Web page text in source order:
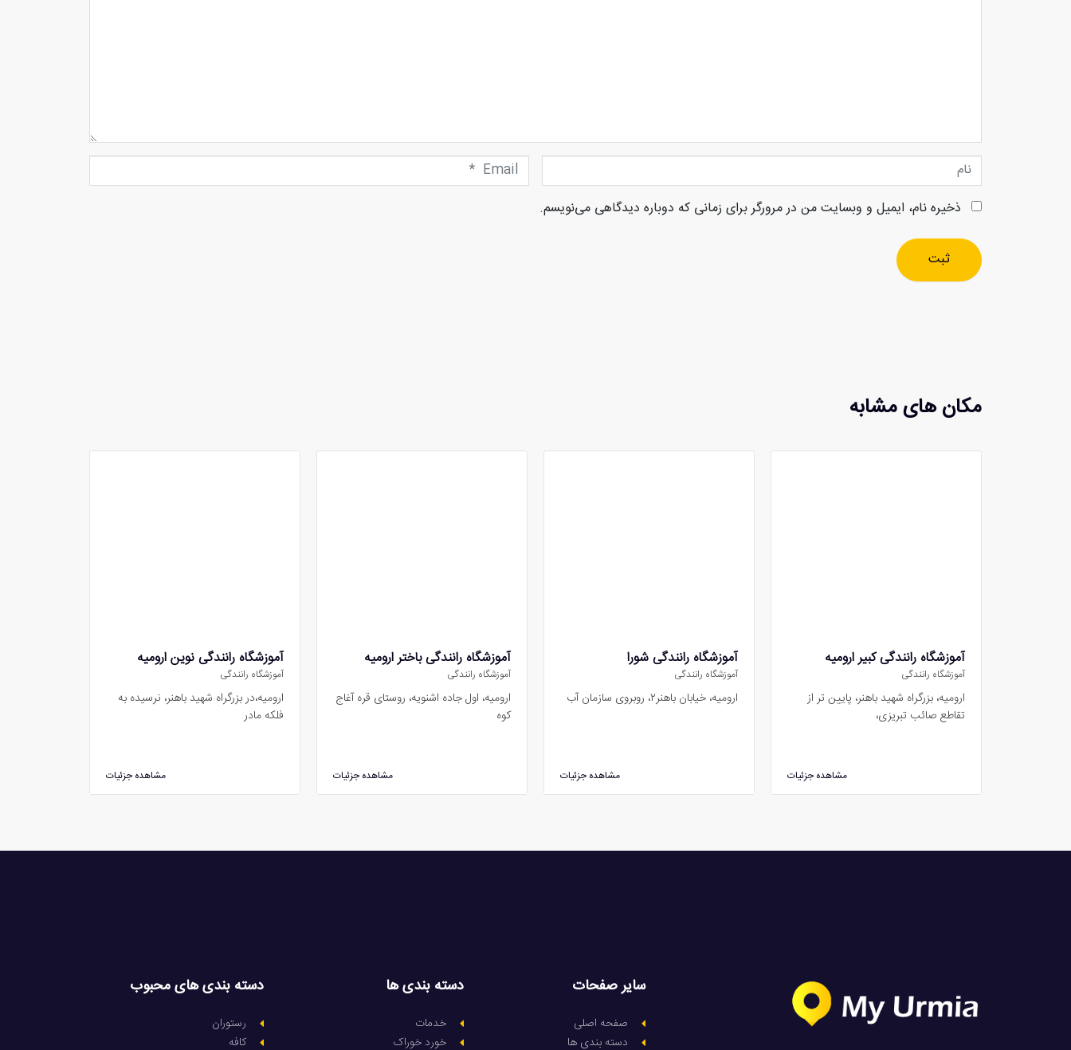
نام
Email
*
ذخیره نام، ایمیل و وبسایت من در مرورگر برای زمانی که دوباره دیدگاهی می‌نویسم.
ثبت
مکان های مشابه
آموزشگاه رانندگی کبیر ارومیه
آموزشگاه رانندگی
ارومیه، بزرگراه شهید باهنر، پایین تر از
تقاطع صائب تبریزی،
مشاهده جزئیات
آموزشگاه رانندگی شورا
آموزشگاه رانندگی
ارومیه، خیابان باهنر۲، روبروی سازمان آب
مشاهده جزئیات
آموزشگاه رانندگی باختر ارومیه
آموزشگاه رانندگی
ارومیه، اول جاده اشنویه، روستای قره آغاج
کوه
مشاهده جزئیات
آموزشگاه رانندگی نوین ارومیه
آموزشگاه رانندگی
ارومیه،در بزرگراه شهید باهنر، نرسیده به
فلکه مادر
مشاهده جزئیات
سایر صفحات
صفحه اصلی
دسته بندی ها
دسته بندی ها
خدمات
خورد خوراک
دسته بندی های محبوب
رستوران
کافه